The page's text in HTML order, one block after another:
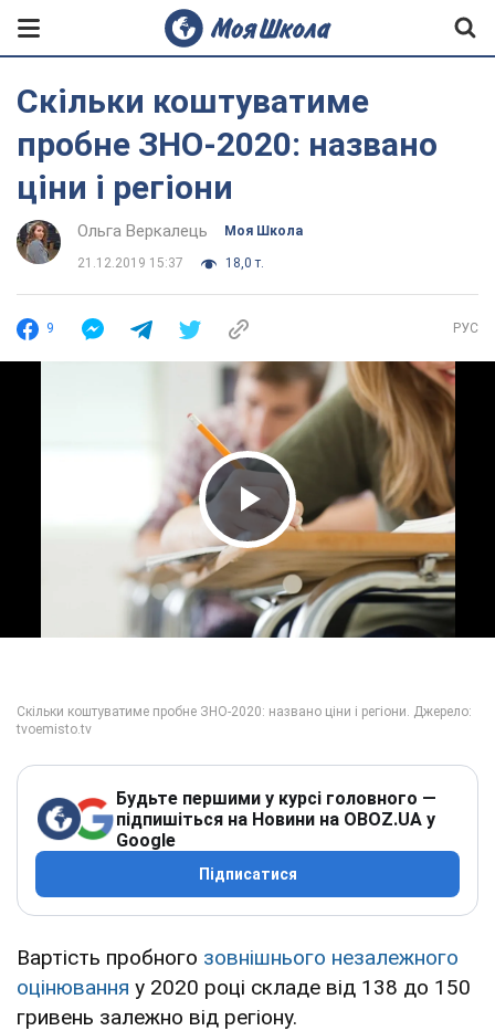
Скільки коштуватиме
пробне ЗНО-2020: названо
ціни і регіони
Ольга Веркалець Моя Школа
21.12.2019 15:37 18,0 т.
9 РУС
Play Video
Будьте першими у курсі головного —
підпишіться на Новини на OBOZ.UA у
Google
Підписатися
Вартість пробного зовнішнього незалежного
оцінювання у 2020 році складе від 138 до 150
гривень залежно від регіону.